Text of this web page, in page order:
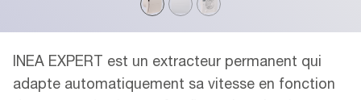
INEA EXPERT est un extracteur permanent qui
adapte automatiquement sa vitesse en fonction